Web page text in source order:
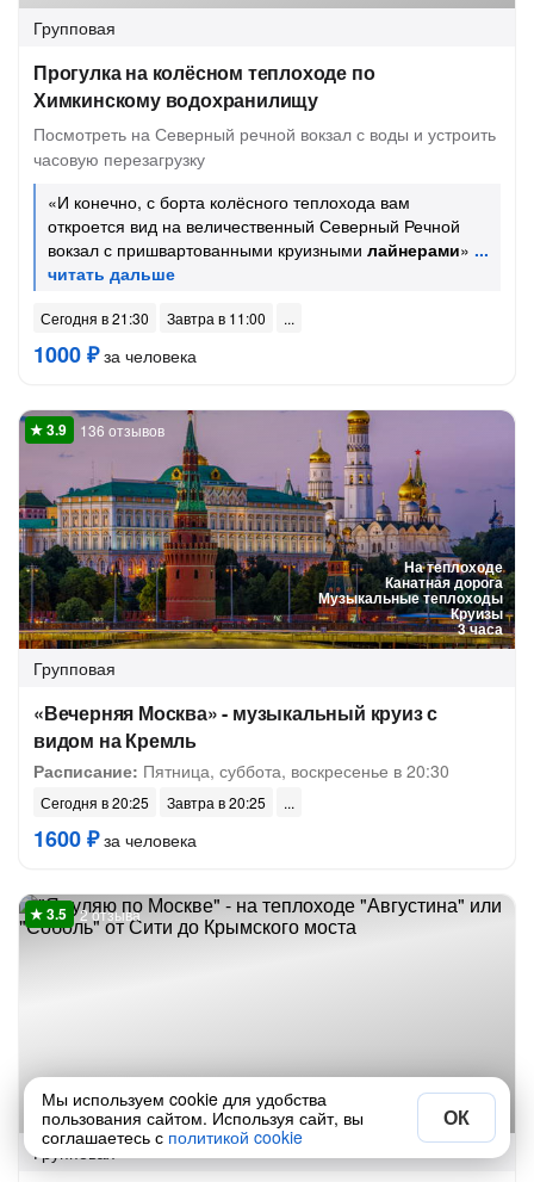
Групповая
Прогулка на колёсном теплоходе по
Химкинскому водохранилищу
Посмотреть на Северный речной вокзал с воды и устроить
часовую перезагрузку
«И конечно, с борта колёсного теплохода вам
откроется вид на величественный Северный Речной
вокзал с пришвартованными круизными лайнерами»
Сегодня в 21:30 Завтра в 11:00
1000 ₽за человека
На теплоходе
Канатная дорога
Музыкальные теплоходы
Круизы
3 часа
136 отзывов
Групповая
«Вечерняя Москва» - музыкальный круиз с
видом на Кремль
Расписание: Пятница, суббота, воскресенье в 20:30
Сегодня в 20:25 Завтра в 20:25
1600 ₽за человека
На теплоходе
Круизы
1 час
2 отзыва
Групповая
Мы используем cookie для удобства
пользования сайтом. Используя сайт, вы
соглашаетесь с политикой cookie
ОК